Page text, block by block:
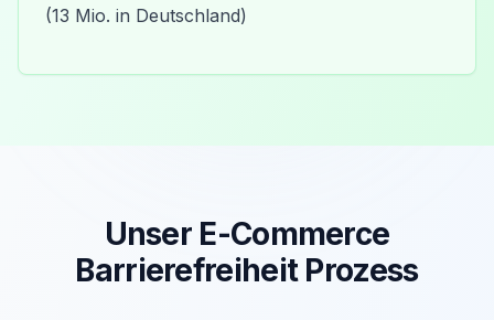
(13 Mio. in Deutschland)
Unser E-Commerce
Barrierefreiheit Prozess